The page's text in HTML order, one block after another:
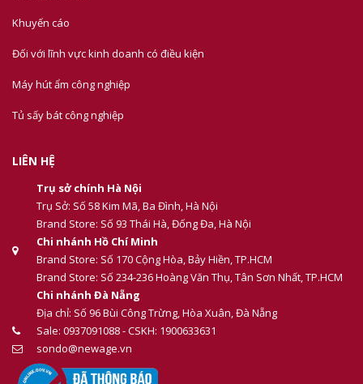
Khuyến cáo
Đối với lĩnh vực kinh doanh có điều kiện
Máy hút ẩm công nghiệp
Tủ sấy bát công nghiệp
LIÊN HỆ
Trụ sở chính Hà Nội
Trụ Sở: Số 58 Kim Mã, Ba Đình, Hà Nội
Brand Store: Số 93 Thái Hà, Đống Đa, Hà Nội
Chi nhánh Hồ Chí Minh
Brand Store: Số 170 Cộng Hòa, Bảy Hiền, TP.HCM
Brand Store: Số 234-236 Hoàng Văn Thụ, Tân Sơn Nhất, TP.HCM
Chi nhánh Đà Nẵng
Địa chỉ: Số 96 Bùi Công Trừng, Hòa Xuân, Đà Nẵng
Sale: 0937091088 - CSKH: 1900633631
sondo@newage.vn